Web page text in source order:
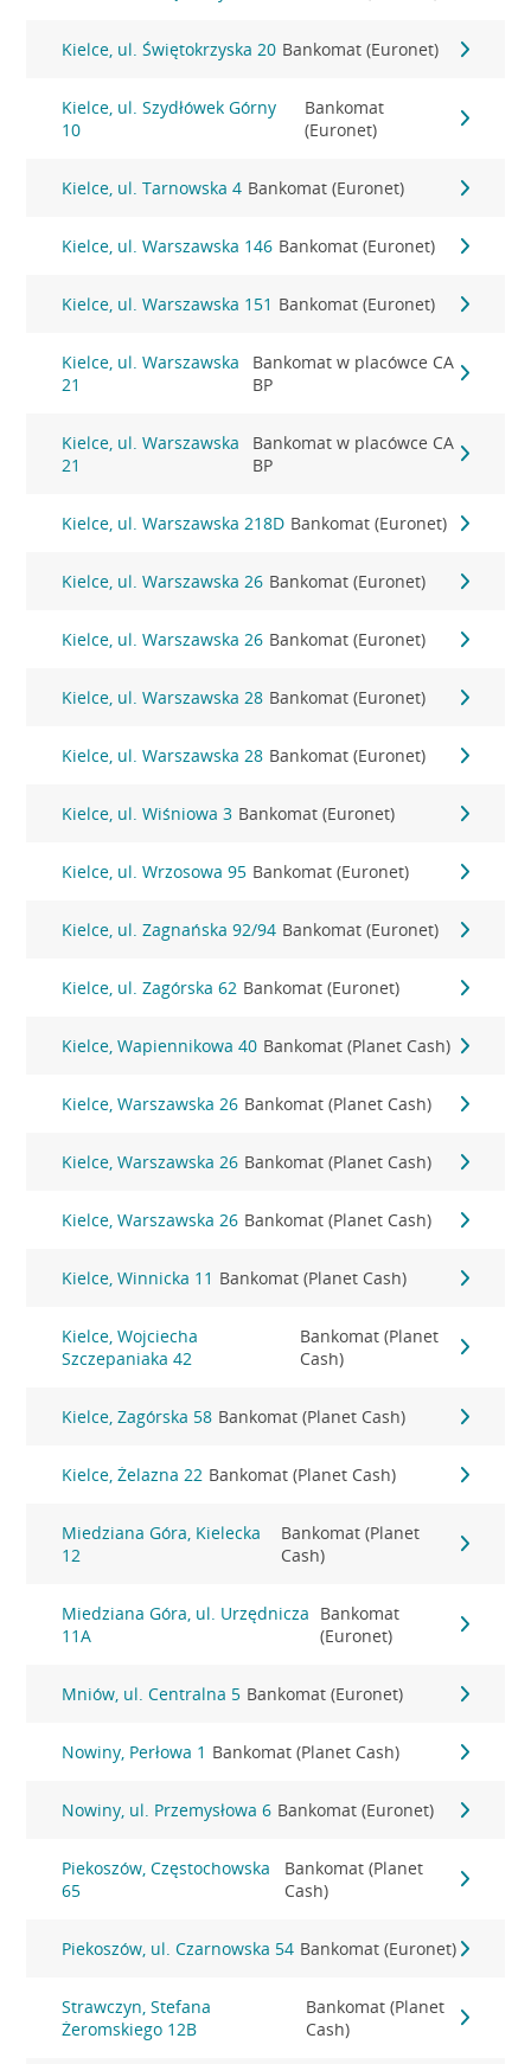
Kielce, ul. Świętokrzyska 20 Bankomat (Euronet)
Kielce, ul. Szydłówek Górny
10
Bankomat
(Euronet)
Kielce, ul. Tarnowska 4 Bankomat (Euronet)
Kielce, ul. Warszawska 146 Bankomat (Euronet)
Kielce, ul. Warszawska 151 Bankomat (Euronet)
Kielce, ul. Warszawska
21
Bankomat w placówce CA
BP
Kielce, ul. Warszawska
21
Bankomat w placówce CA
BP
Kielce, ul. Warszawska 218D Bankomat (Euronet)
Kielce, ul. Warszawska 26 Bankomat (Euronet)
Kielce, ul. Warszawska 26 Bankomat (Euronet)
Kielce, ul. Warszawska 28 Bankomat (Euronet)
Kielce, ul. Warszawska 28 Bankomat (Euronet)
Kielce, ul. Wiśniowa 3 Bankomat (Euronet)
Kielce, ul. Wrzosowa 95 Bankomat (Euronet)
Kielce, ul. Zagnańska 92/94 Bankomat (Euronet)
Kielce, ul. Zagórska 62 Bankomat (Euronet)
Kielce, Wapiennikowa 40 Bankomat (Planet Cash)
Kielce, Warszawska 26 Bankomat (Planet Cash)
Kielce, Warszawska 26 Bankomat (Planet Cash)
Kielce, Warszawska 26 Bankomat (Planet Cash)
Kielce, Winnicka 11 Bankomat (Planet Cash)
Kielce, Wojciecha
Szczepaniaka 42
Bankomat (Planet
Cash)
Kielce, Zagórska 58 Bankomat (Planet Cash)
Kielce, Żelazna 22 Bankomat (Planet Cash)
Miedziana Góra, Kielecka
12
Bankomat (Planet
Cash)
Miedziana Góra, ul. Urzędnicza
11A
Bankomat
(Euronet)
Mniów, ul. Centralna 5 Bankomat (Euronet)
Nowiny, Perłowa 1 Bankomat (Planet Cash)
Nowiny, ul. Przemysłowa 6 Bankomat (Euronet)
Piekoszów, Częstochowska
65
Bankomat (Planet
Cash)
Piekoszów, ul. Czarnowska 54 Bankomat (Euronet)
Strawczyn, Stefana
Żeromskiego 12B
Bankomat (Planet
Cash)